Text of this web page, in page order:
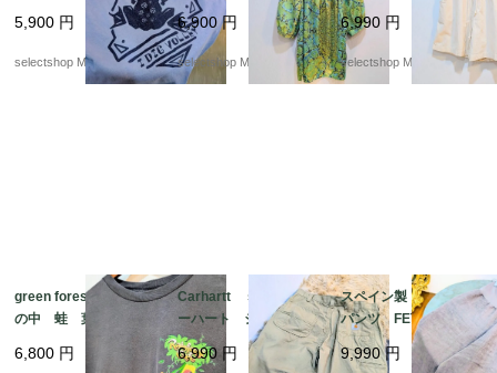
Mサイズ コットン
パープル ブルー 両
面プリント ケロッ
グ Tシャツ USA
5,900 円
selectshop Merci.
リーブ 半袖 ブラウ
ス 記載XL サイズ
ポリエステル 幾何学
模様 総柄
6,900円
selectshop Merci.
コットン 短パン リ
ネンのような風合い
ALLYSON WHIT MOR
E made in TURKEY
6,990 円
selectshop Merci.
green forest cafe 森
の中 蛙 葉 Lサイ
ク 両面プリント ケ
6,800 円
Carhartt size 36 カ
ーハート ショートパ
ンツ コットン スク
エア柄 リラックスフ
6,990円
スペイン製 リネン
パンツ FETE ユニ
セックス パープル
ブラウン ピンク mi
9,990円